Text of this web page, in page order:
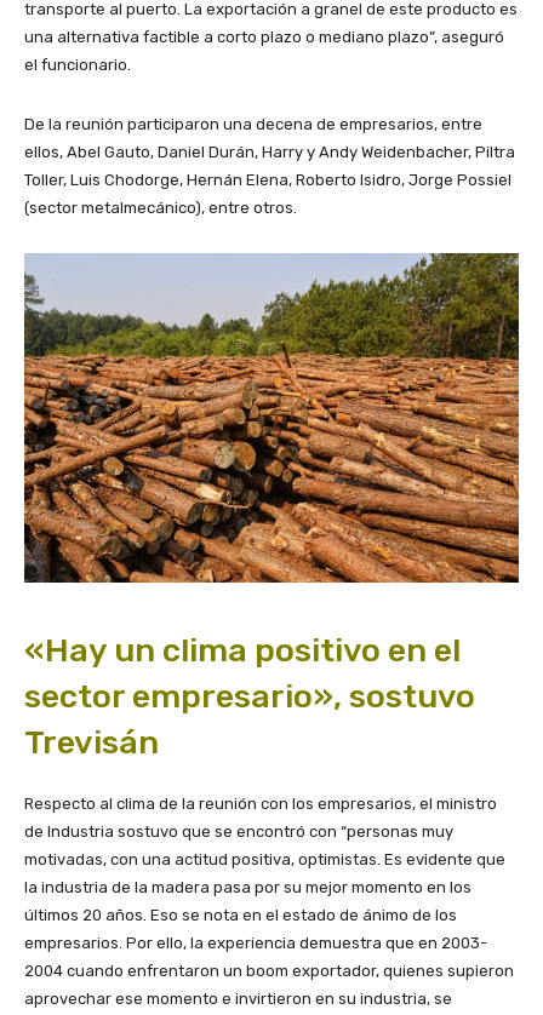
transporte al puerto. La exportación a granel de este producto es
una alternativa factible a corto plazo o mediano plazo”, aseguró
el funcionario.
De la reunión participaron una decena de empresarios, entre
ellos, Abel Gauto, Daniel Durán, Harry y Andy Weidenbacher, Piltra
Toller, Luis Chodorge, Hernán Elena, Roberto Isidro, Jorge Possiel
(sector metalmecánico), entre otros.
«Hay un clima positivo en el
sector empresario», sostuvo
Trevisán
Respecto al clima de la reunión con los empresarios, el ministro
de Industria sostuvo que se encontró con “personas muy
motivadas, con una actitud positiva, optimistas. Es evidente que
la industria de la madera pasa por su mejor momento en los
últimos 20 años. Eso se nota en el estado de ánimo de los
empresarios. Por ello, la experiencia demuestra que en 2003-
2004 cuando enfrentaron un boom exportador, quienes supieron
aprovechar ese momento e invirtieron en su industria, se